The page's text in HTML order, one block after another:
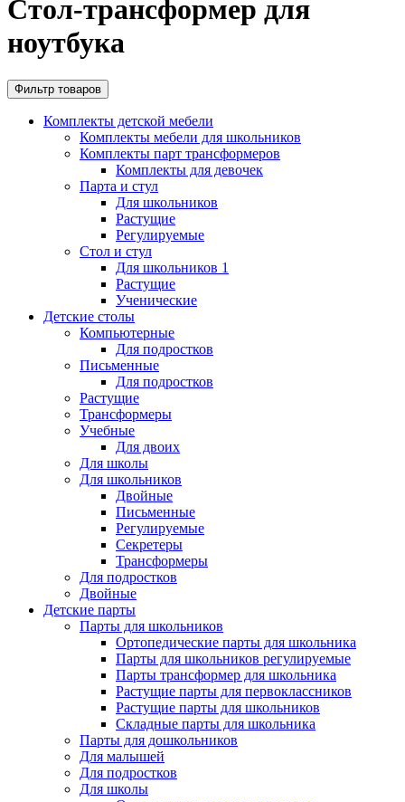
Стол-трансформер для
ноутбука
Фильтр товаров
Комплекты детской мебели
Комплекты мебели для школьников
Комплекты парт трансформеров
Комплекты для девочек
Парта и стул
Для школьников
Растущие
Регулируемые
Стол и стул
Для школьников 1
Растущие
Ученические
Детские столы
Компьютерные
Для подростков
Письменные
Для подростков
Растущие
Трансформеры
Учебные
Для двоих
Для школы
Для школьников
Двойные
Письменные
Регулируемые
Секретеры
Трансформеры
Для подростков
Двойные
Детские парты
Парты для школьников
Ортопедические парты для школьника
Парты для школьников регулируемые
Парты трансформер для школьника
Растущие парты для первоклассников
Растущие парты для школьников
Складные парты для школьника
Парты для дошкольников
Для малышей
Для подростков
Для школы